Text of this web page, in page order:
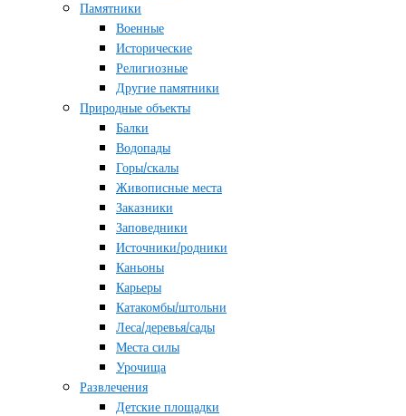
Памятники
Военные
Исторические
Религиозные
Другие памятники
Природные объекты
Балки
Водопады
Горы/скалы
Живописные места
Заказники
Заповедники
Источники/родники
Каньоны
Карьеры
Катакомбы/штольни
Леса/деревья/сады
Места силы
Урочища
Развлечения
Детские площадки